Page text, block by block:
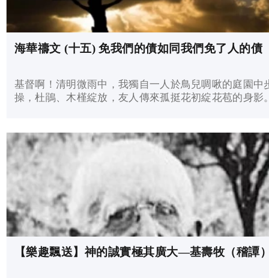
海華禱文 (十五) 免我們的債如同我們免了人的債
基督啊！清明微雨中，我獨自一人於鳥兒啁啾的庭園中
操，杜鵑、木槿綻放，友人傳來孤挺花初綻花苞的身影
【樂趣飄送】神的誠實極其廣大—基壽牧（稽譚